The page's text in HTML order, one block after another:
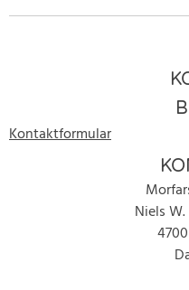
Kontaktformular
Niels W.